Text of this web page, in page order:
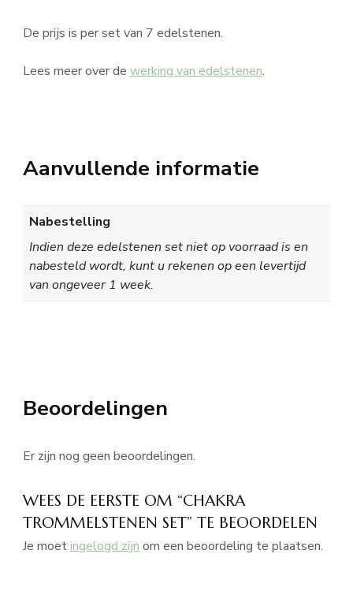
De prijs is per set van 7 edelstenen.
Lees meer over de werking van edelstenen.
Aanvullende informatie
Nabestelling
Indien deze edelstenen set niet op voorraad is en
nabesteld wordt, kunt u rekenen op een levertijd
van ongeveer 1 week.
Beoordelingen
Er zijn nog geen beoordelingen.
WEES DE EERSTE OM “CHAKRA
TROMMELSTENEN SET” TE BEOORDELEN
Je moetingelogd zijn om een beoordeling te plaatsen.